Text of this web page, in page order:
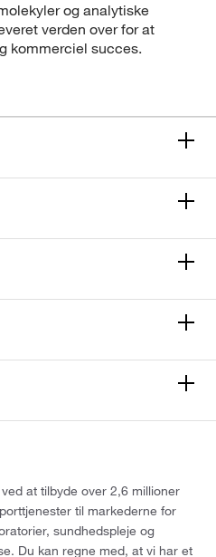
og analytiske
verden over for at
kommerciel succes.
at tilbyde over 2,6 millioner
til markederne for
sundhedspleje og
Du kan regne med, at vi har et